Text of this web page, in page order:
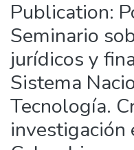
Publication:
Seminario
jurídicos y
Sistema
Tecnología.
investigación